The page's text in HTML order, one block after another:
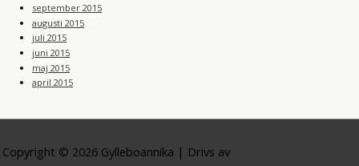
september 2015
augusti 2015
juli 2015
juni 2015
maj 2015
april 2015
Copyright © 2026 Gylleboannika | Drivs av